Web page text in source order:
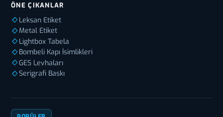
ÖNE ÇIKANLAR
Leksan Etiket
Metal Etiket
Lightbox Tabela
Bombeli Kapı İsimlikleri
GES Levhaları
Serigrafi Baskı